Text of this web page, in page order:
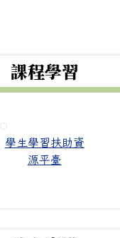
課程學習
學生學習扶助資
源平臺